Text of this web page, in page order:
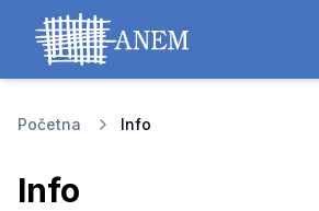
Početna Info
Info